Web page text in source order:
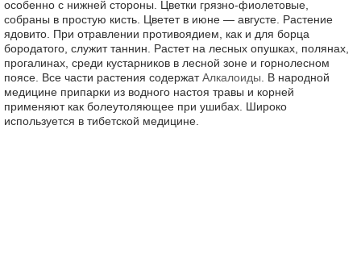
особенно с нижней стороны. Цветки грязно-фиолетовые,
собраны в простую кисть. Цветет в июне — августе. Растение
ядовито. При отравлении противоядием, как и для борца
бородатого, служит таннин. Растет на лесных опушках, полянах,
прогалинах, среди кустарников в лесной зоне и горнолесном
поясе. Все части растения содержатАлкалоиды . В народной
медицине припарки из водного настоя травы и корней
применяют как болеутоляющее при ушибах. Широко
используется в тибетской медицине.